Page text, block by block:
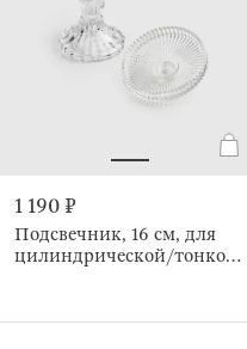
1 190 ₽
Подсвечник, 16 см, для
цилиндрической/тонкой